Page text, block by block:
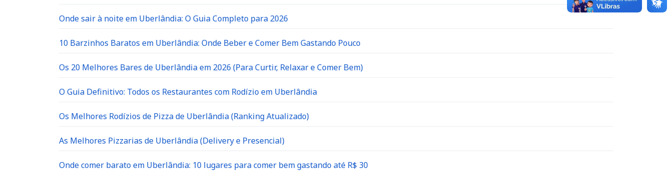
Onde sair à noite em Uberlândia: O Guia Completo para 2026
10 Barzinhos Baratos em Uberlândia: Onde Beber e Comer Bem Gastando Pouco
Os 20 Melhores Bares de Uberlândia em 2026 (Para Curtir, Relaxar e Comer Bem)
O Guia Definitivo: Todos os Restaurantes com Rodízio em Uberlândia
Os Melhores Rodízios de Pizza de Uberlândia (Ranking Atualizado)
As Melhores Pizzarias de Uberlândia (Delivery e Presencial)
Onde comer barato em Uberlândia: 10 lugares para comer bem gastando até R$ 30